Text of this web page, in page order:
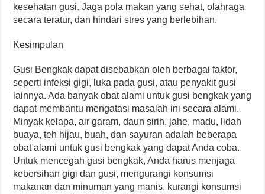
kesehatan gusi. Jaga pola makan yang sehat, olahraga
secara teratur, dan hindari stres yang berlebihan.
Kesimpulan
Gusi Bengkak dapat disebabkan oleh berbagai faktor,
seperti infeksi gigi, luka pada gusi, atau penyakit gusi
lainnya. Ada banyak obat alami untuk gusi bengkak yang
dapat membantu mengatasi masalah ini secara alami.
Minyak kelapa, air garam, daun sirih, jahe, madu, lidah
buaya, teh hijau, buah, dan sayuran adalah beberapa
obat alami untuk gusi bengkak yang dapat Anda coba.
Untuk mencegah gusi bengkak, Anda harus menjaga
kebersihan gigi dan gusi, mengurangi konsumsi
makanan dan minuman yang manis, kurangi konsumsi